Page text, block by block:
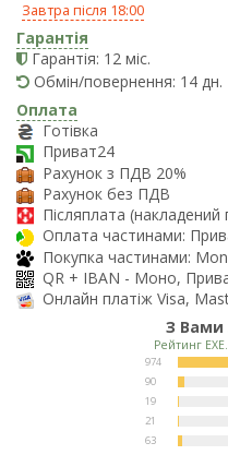
Завтра після 18:00
Гарантія
Гарантія: 12 міс.
Обмін/повернення: 14 дн.
Оплата
Готівка
Приват24
Рахунок з ПДВ 20%
Рахунок без ПДВ
Післяплата (накладений
Оплата частинами:
Покупка частинами:
QR + IBAN - Моно,
Онлайн платіж Visa,
З Вами